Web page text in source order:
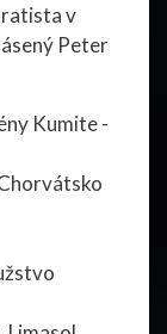
v
Peter
Kumite -